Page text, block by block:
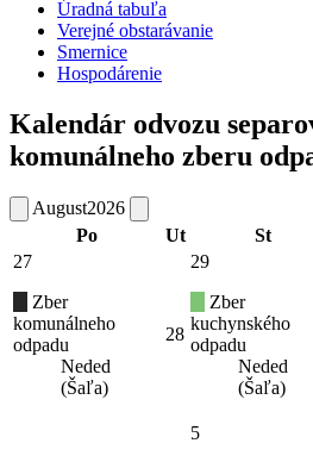
Úradná tabuľa
Verejné obstarávanie
Smernice
Hospodárenie
Kalendár odvozu
komunálneho zberu
August2026
Po
Ut St
27
Zber
komunálneho
odpadu
Neded
(Šaľa)
28
29
Zber
kuchynského
odpadu
Neded
(Šaľa)
5